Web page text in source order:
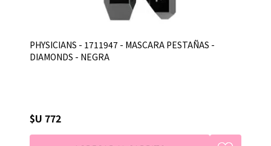
PHYSICIANS - 1711947 - MASCARA PESTAÑAS -
DIAMONDS - NEGRA
$U 772